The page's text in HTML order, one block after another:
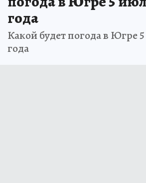
года
Какой будет погода в Югре
года